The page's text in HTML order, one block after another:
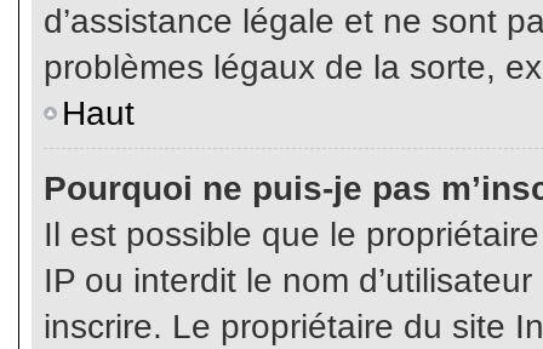
d’assistance légale et ne sont
problèmes légaux de la sorte,
Haut
Pourquoi ne puis-je pas
Il est possible que le
IP ou interdit le nom
inscrire. Le propriétaire du site